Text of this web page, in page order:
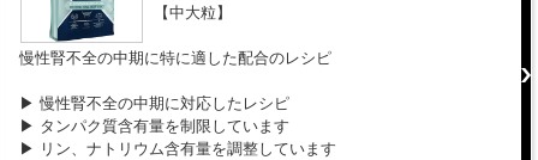
【中大粒】
慢性腎不全の中期に特に適した配合のレシピ
▶︎ 慢性腎不全の中期に対応したレシピ
▶︎ タンパク質含有量を制限しています
▶︎ リン、ナトリウム含有量を調整しています